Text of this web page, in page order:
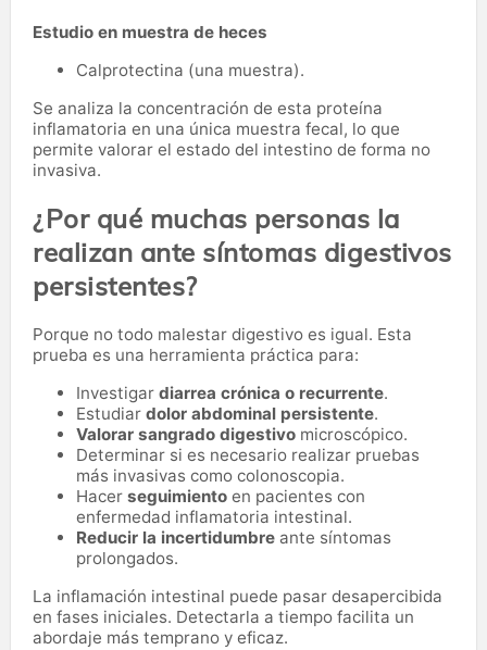
Estudio en muestra de heces
Calprotectina (una muestra).
Se analiza la concentración de esta proteína
inflamatoria en una única muestra fecal, lo que
permite valorar el estado del intestino de forma no
invasiva.
¿Por qué muchas personas la
realizan ante síntomas digestivos
persistentes?
Porque no todo malestar digestivo es igual. Esta
prueba es una herramienta práctica para:
Investigar diarrea crónica o recurrente.
Estudiar dolor abdominal persistente.
Valorar sangrado digestivo microscópico.
Determinar si es necesario realizar pruebas
más invasivas como colonoscopia.
Hacer seguimiento en pacientes con
enfermedad inflamatoria intestinal.
Reducir la incertidumbre ante síntomas
prolongados.
La inflamación intestinal puede pasar desapercibida
en fases iniciales. Detectarla a tiempo facilita un
abordaje más temprano y eficaz.